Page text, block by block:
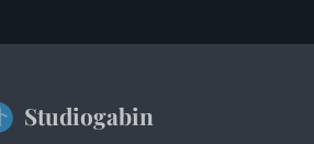
Studiogabin